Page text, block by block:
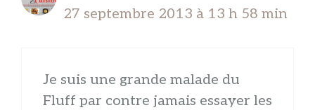
27 septembre 2013 à 13 h 58 min
Je suis une grande malade du
Fluff par contre jamais essayer les